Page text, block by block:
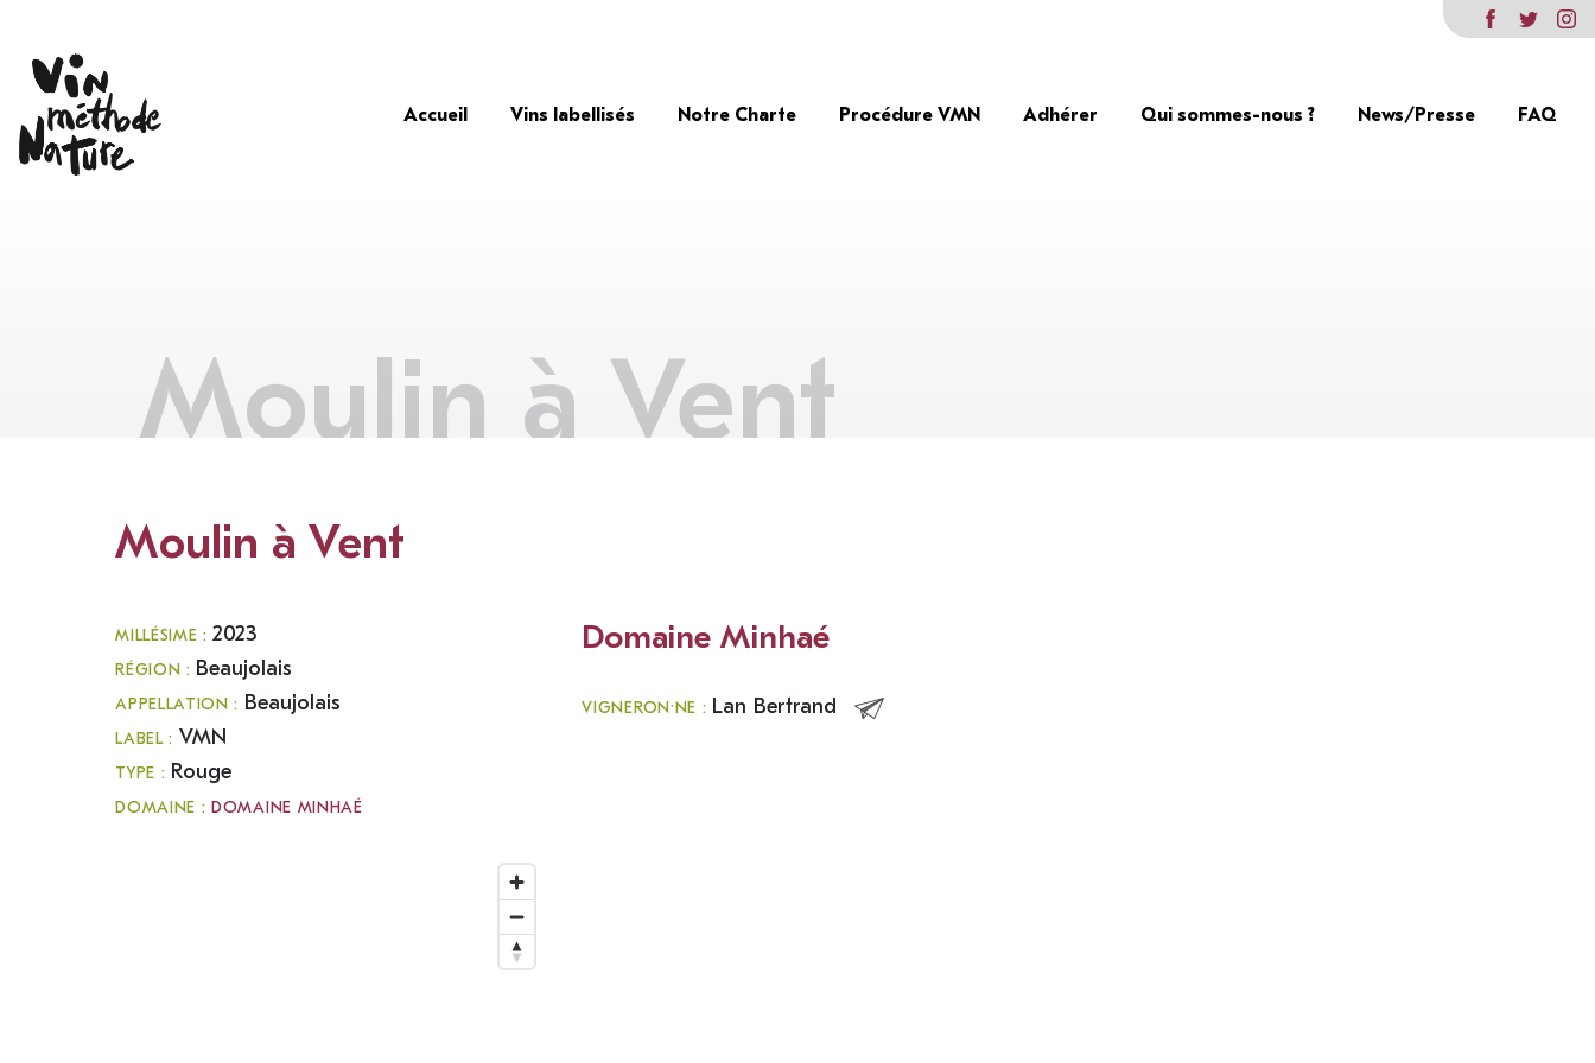
Accueil Vins labellisés Notre Charte Procédure VMN Adhérer Qui sommes-nous ? News/Presse FAQ
Moulin à Vent
Moulin à Vent
MILLÉSIME :2023
RÉGION : Beaujolais
APPELLATION : Beaujolais
LABEL : VMN
TYPE : Rouge
DOMAINE :DOMAINE MINHAÉ
Domaine Minhaé
VIGNERON·NE : Lan Bertrand